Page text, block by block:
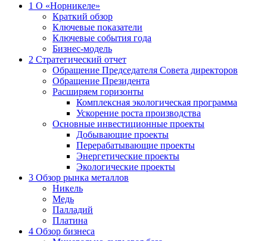
1 О «Норникеле»
Краткий обзор
Ключевые показатели
Ключевые события года
Бизнес-модель
2 Стратегический отчет
Обращение Председателя Совета директоров
Обращение Президента
Расширяем горизонты
Комплексная экологическая программа
Ускорение роста производства
Основные инвестиционные проекты
Добывающие проекты
Перерабатывающие проекты
Энергетические проекты
Экологические проекты
3 Обзор рынка металлов
Никель
Медь
Палладий
Платина
4 Обзор бизнеса